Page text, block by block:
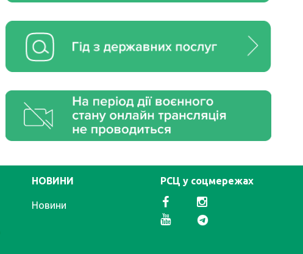
НОВИНИ
Новини
РСЦ у соцмережах